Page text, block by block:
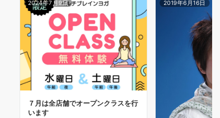
2024年7月9日
７月は全店舗でオープンクラスを行
います
2019年6月16日